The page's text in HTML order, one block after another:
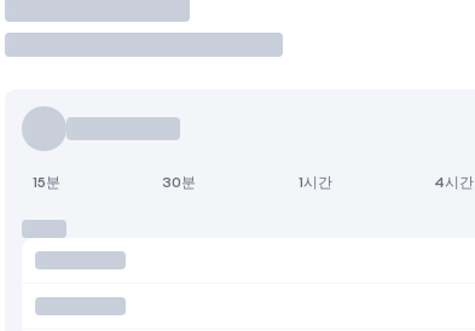
거래
15분 30분 1시간 4시간